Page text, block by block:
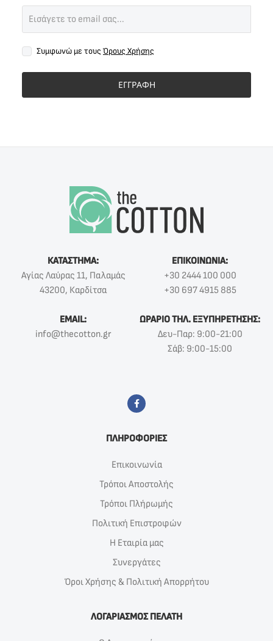
Συμφωνώ με τους Όρους Χρήσης
ΕΓΓΡΑΦΗ
ΚΑΤΑΣΤΗΜΑ:
Αγίας Λαύρας 11, Παλαμάς
43200, Καρδίτσα
ΕΠΙΚΟΙΝΩΝΙΑ:
+30 2444 100 000
+30 697 4915 885
EMAIL:
info@thecotton.gr
ΩΡΑΡΙΟ ΤΗΛ. ΕΞΥΠΗΡΕΤΗΣΗΣ:
Δευ-Παρ: 9:00-21:00
Σάβ: 9:00-15:00
ΠΛΗΡΟΦΟΡΙΕΣ
Επικοινωνία
Τρόποι Αποστολής
Τρόποι Πλήρωμής
Πολιτική Επιστροφών
Η Εταιρία μας
Συνεργάτες
Όροι Χρήσης & Πολιτική Απορρήτου
ΛΟΓΑΡΙΑΣΜΟΣ ΠΕΛΑΤΗ